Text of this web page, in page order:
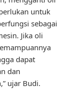
untuk
sebagai
Jika oli
dapat
dan
ujar Budi.